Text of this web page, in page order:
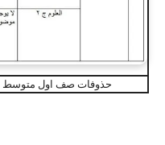
حذوفات صف اول متوسط 2022 كورس ثاني بعد نصف السنة